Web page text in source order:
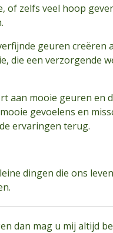
of zelfs veel hoop
geuren creëren
die een verzorgende
aan mooie geuren en
gevoelens en
ervaringen terug.
dingen die ons
dan mag u mij altijd